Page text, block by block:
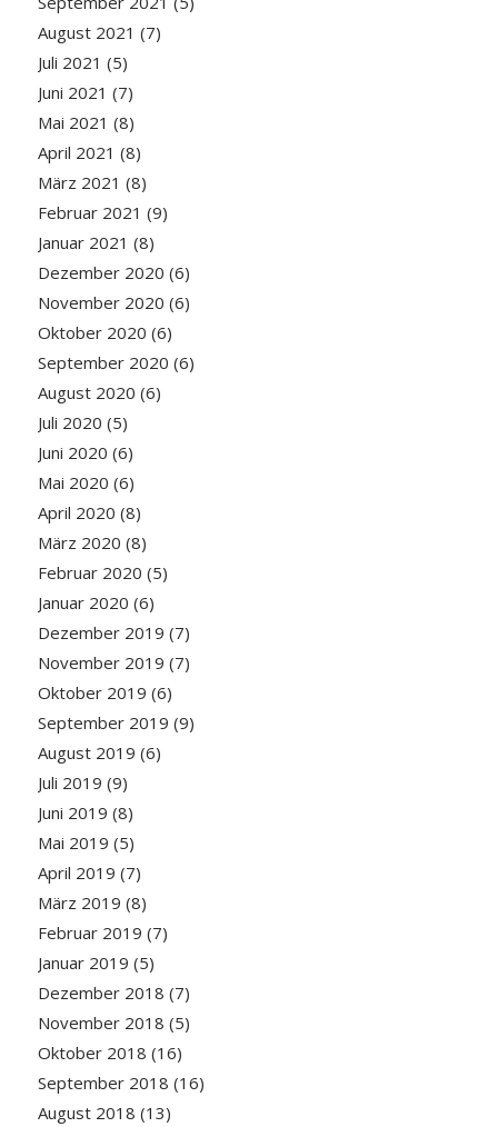
August 2021 (7)
Juli 2021 (5)
Juni 2021 (7)
Mai 2021 (8)
April 2021 (8)
März 2021 (8)
Februar 2021 (9)
Januar 2021 (8)
Dezember 2020 (6)
November 2020 (6)
Oktober 2020 (6)
September 2020 (6)
August 2020 (6)
Juli 2020 (5)
Juni 2020 (6)
Mai 2020 (6)
April 2020 (8)
März 2020 (8)
Februar 2020 (5)
Januar 2020 (6)
Dezember 2019 (7)
November 2019 (7)
Oktober 2019 (6)
September 2019 (9)
August 2019 (6)
Juli 2019 (9)
Juni 2019 (8)
Mai 2019 (5)
April 2019 (7)
März 2019 (8)
Februar 2019 (7)
Januar 2019 (5)
Dezember 2018 (7)
November 2018 (5)
Oktober 2018 (16)
September 2018 (16)
August 2018 (13)